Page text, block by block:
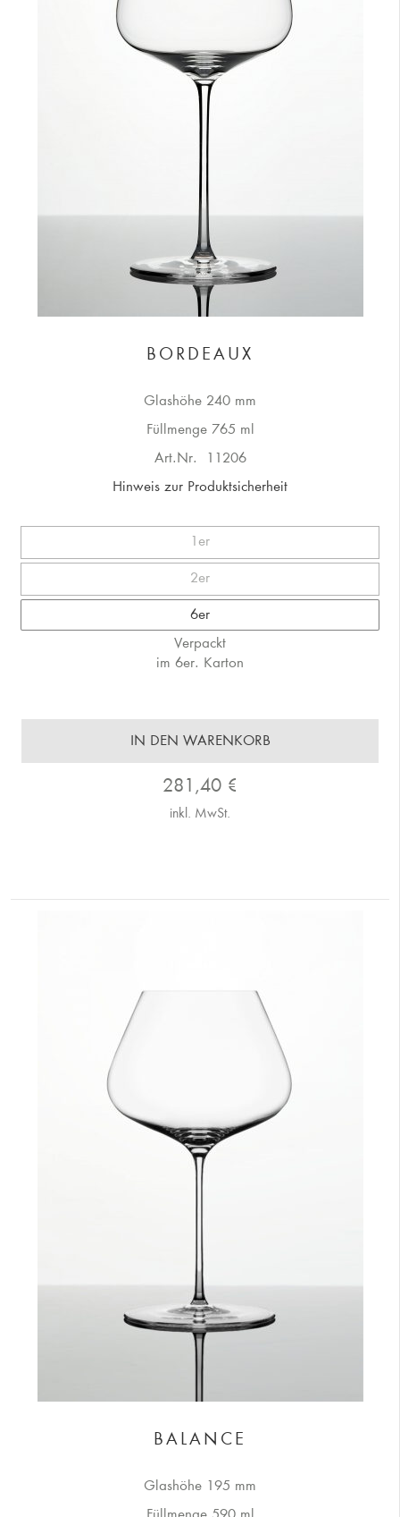
BORDEAUX
Glashöhe 240 mm
Füllmenge 765 ml
Art.Nr. 11206
Hinweis zur Produktsicherheit
1er
2er
6er
Verpackt
im 6er. Karton
IN DEN WARENKORB
281,40 €
inkl. MwSt.
BALANCE
Glashöhe 195 mm